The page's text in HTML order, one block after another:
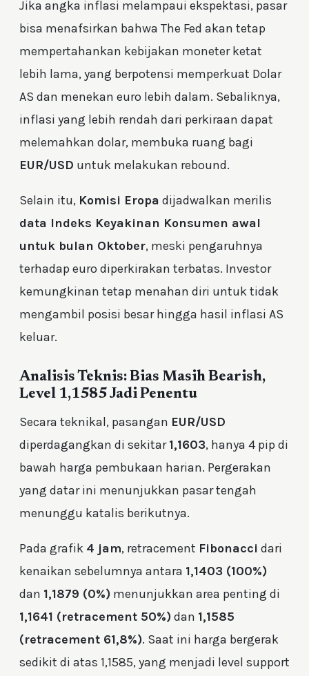
Jika angka inflasi melampaui ekspektasi, pasar
bisa menafsirkan bahwa The Fed akan tetap
mempertahankan kebijakan moneter ketat
lebih lama, yang berpotensi memperkuat Dolar
AS dan menekan euro lebih dalam. Sebaliknya,
inflasi yang lebih rendah dari perkiraan dapat
melemahkan dolar, membuka ruang bagi
EUR/USD untuk melakukan rebound.
Selain itu, Komisi Eropa dijadwalkan merilis
data Indeks Keyakinan Konsumen awal
untuk bulan Oktober, meski pengaruhnya
terhadap euro diperkirakan terbatas. Investor
kemungkinan tetap menahan diri untuk tidak
mengambil posisi besar hingga hasil inflasi AS
keluar.
Analisis Teknis: Bias Masih Bearish,
Level 1,1585 Jadi Penentu
Secara teknikal, pasangan EUR/USD
diperdagangkan di sekitar1,1603, hanya 4 pip di
bawah harga pembukaan harian. Pergerakan
yang datar ini menunjukkan pasar tengah
menunggu katalis berikutnya.
Pada grafik 4 jam, retracement Fibonacci dari
kenaikan sebelumnya antara 1,1403 (100%)
dan 1,1879 (0%) menunjukkan area penting di
1,1641 (retracement 50%)dan 1,1585
(retracement 61,8%). Saat ini harga bergerak
sedikit di atas 1,1585, yang menjadi level support